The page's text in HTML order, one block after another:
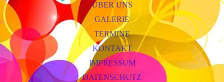
ÜBER UNS
GALERIE
TERMINE
KONTAKT
IMPRESSUM
DATENSCHUTZ